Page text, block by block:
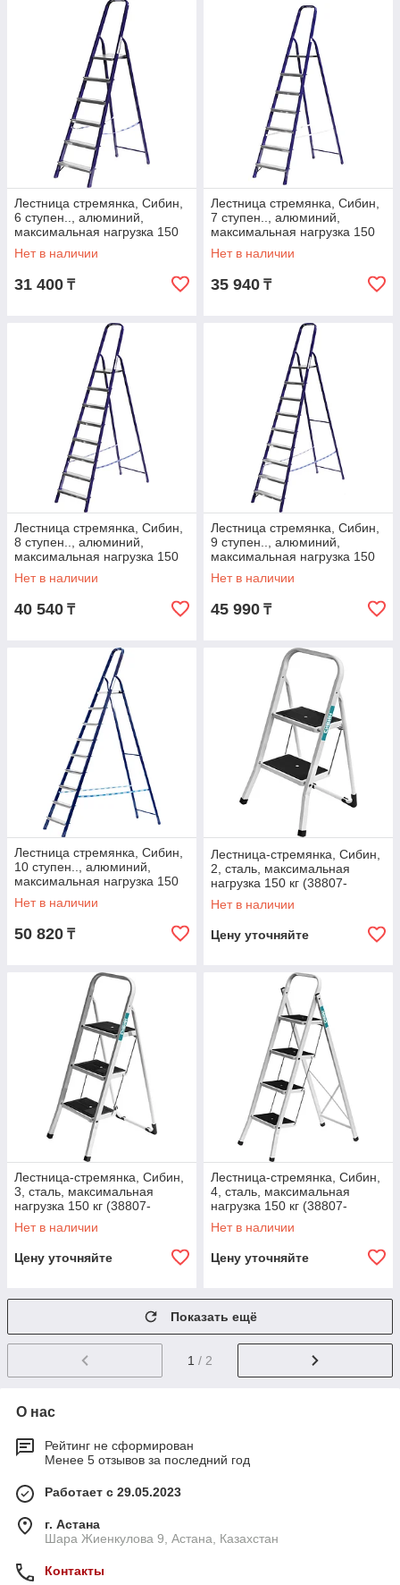
Лестница стремянка, Сибин,
6 ступен.., алюминий,
максимальная нагрузка 150
кг (38803-06)
Нет в наличии
31 400 ₸
Лестница стремянка, Сибин,
7 ступен.., алюминий,
максимальная нагрузка 150
кг (38803-07)
Нет в наличии
35 940 ₸
Лестница стремянка, Сибин,
8 ступен.., алюминий,
максимальная нагрузка 150
кг (38803-08)
Нет в наличии
40 540 ₸
Лестница стремянка, Сибин,
9 ступен.., алюминий,
максимальная нагрузка 150
кг (38803-09)
Нет в наличии
45 990 ₸
Лестница стремянка, Сибин,
10 ступен.., алюминий,
максимальная нагрузка 150
кг (38803-10)
Нет в наличии
50 820 ₸
Лестница-стремянка, Сибин,
2, сталь, максимальная
нагрузка 150 кг (38807-
02_z01)
Нет в наличии
Цену уточняйте
Лестница-стремянка, Сибин,
3, сталь, максимальная
нагрузка 150 кг (38807-
03_z01)
Нет в наличии
Цену уточняйте
Лестница-стремянка, Сибин,
4, сталь, максимальная
нагрузка 150 кг (38807-
04_z01)
Нет в наличии
Цену уточняйте
Показать ещё
1 / 2
О нас
Рейтинг не сформирован
Менее 5 отзывов за последний год
Работает с 29.05.2023
г. Астана
Шара Жиенкулова 9, Астана, Казахстан
Контакты